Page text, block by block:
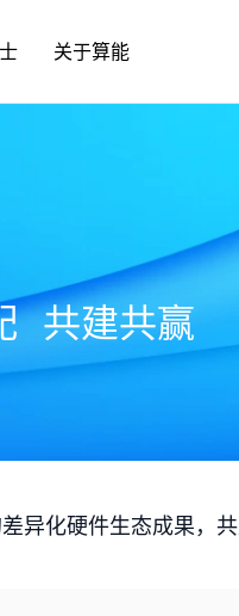
关于算能
共建共赢
异化硬件生态成果，共